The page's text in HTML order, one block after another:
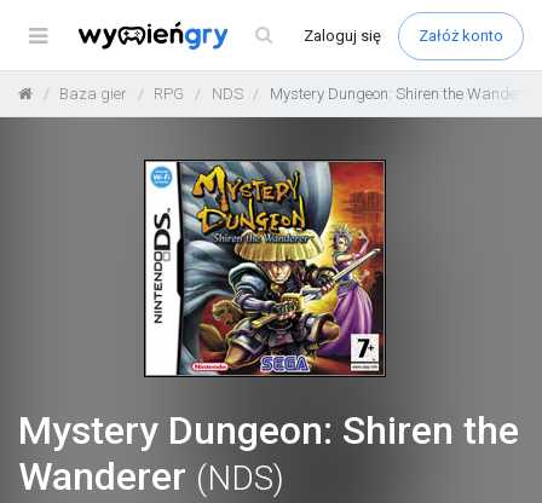
Menu Zaloguj się Załóż konto
Baza gier RPG NDS Mystery Dungeon: Shiren the Wanderer
Mystery Dungeon: Shiren the
Wanderer (NDS)